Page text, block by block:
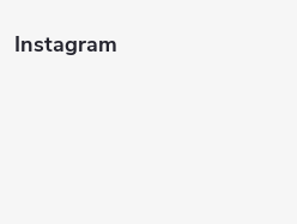
Instagram